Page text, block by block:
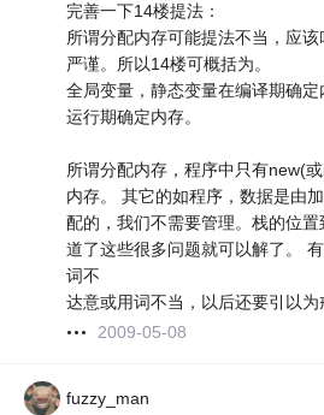
完善一下14楼提法：
所谓分配内存可能提法不当，应
严谨。所以14楼可概括为。
全局变量，静态变量在编译期确
运行期确定内存。
所谓分配内存，程序中只有new(
内存。 其它的如程序，数据是由
配的，我们不需要管理。栈的位
道了这些很多问题就可以解了。
词不
达意或用词不当，以后还要引以为
2009-05-08
fuzzy_man